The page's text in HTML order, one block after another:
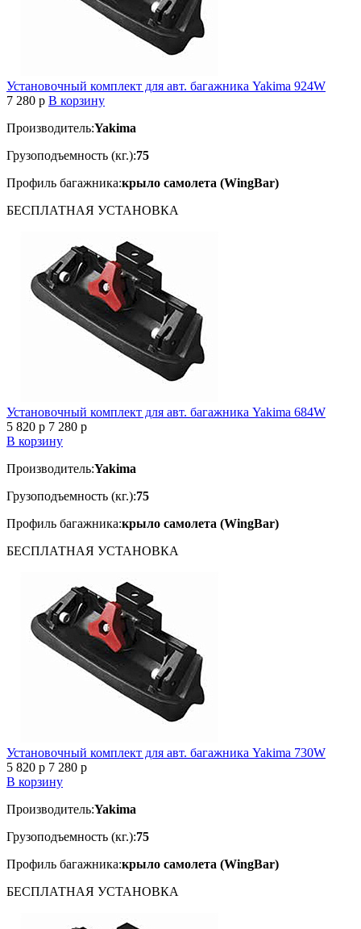
Установочный комплект для авт. багажника Yakima 924W
7 280 p В корзину
Производитель:Yakima
Грузоподъемность (кг.):75
Профиль багажника:крыло самолета (WingBar)
БЕСПЛАТНАЯ УСТАНОВКА
Установочный комплект для авт. багажника Yakima 684W
5 820 p 7 280 p
В корзину
Производитель:Yakima
Грузоподъемность (кг.):75
Профиль багажника:крыло самолета (WingBar)
БЕСПЛАТНАЯ УСТАНОВКА
Установочный комплект для авт. багажника Yakima 730W
5 820 p 7 280 p
В корзину
Производитель:Yakima
Грузоподъемность (кг.):75
Профиль багажника:крыло самолета (WingBar)
БЕСПЛАТНАЯ УСТАНОВКА